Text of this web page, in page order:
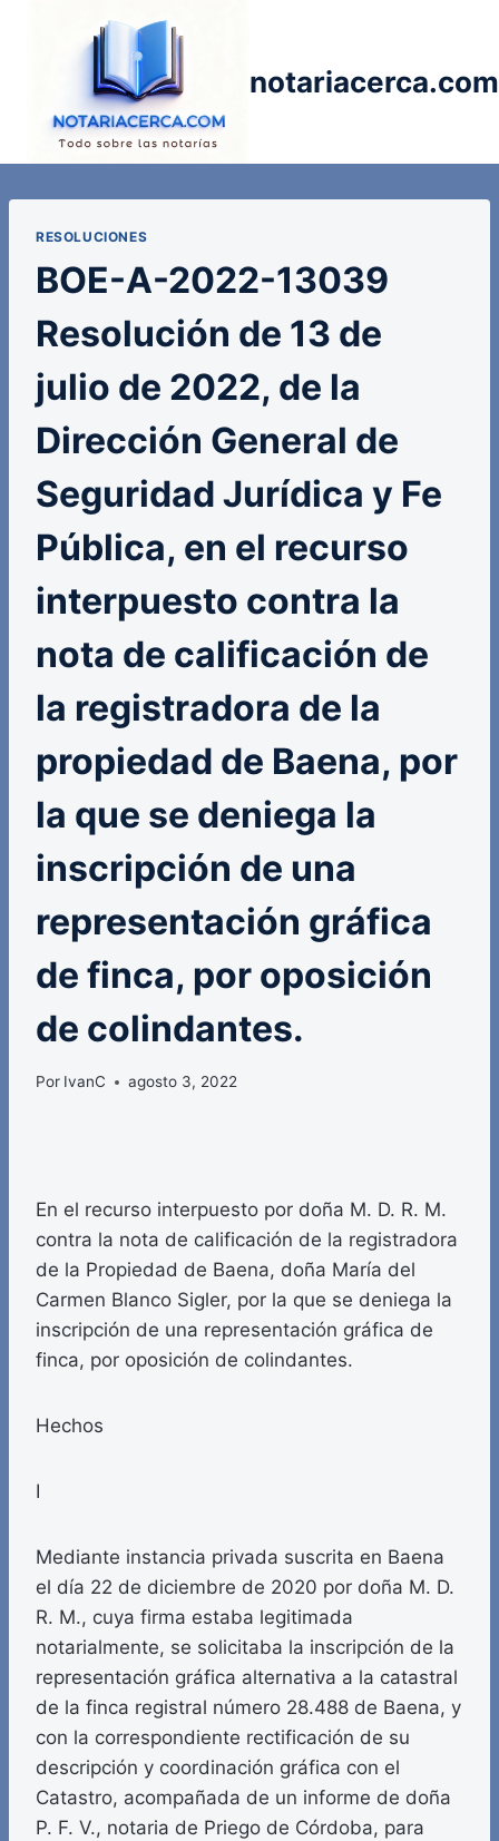
notariacerca.com
RESOLUCIONES
BOE-A-2022-13039
Resolución de 13 de
julio de 2022, de la
Dirección General de
Seguridad Jurídica y Fe
Pública, en el recurso
interpuesto contra la
nota de calificación de
la registradora de la
propiedad de Baena, por
la que se deniega la
inscripción de una
representación gráfica
de finca, por oposición
de colindantes.
Por IvanC agosto 3, 2022
En el recurso interpuesto por doña M. D. R. M.
contra la nota de calificación de la registradora
de la Propiedad de Baena, doña María del
Carmen Blanco Sigler, por la que se deniega la
inscripción de una representación gráfica de
finca, por oposición de colindantes.
Hechos
I
Mediante instancia privada suscrita en Baena
el día 22 de diciembre de 2020 por doña M. D.
R. M., cuya firma estaba legitimada
notarialmente, se solicitaba la inscripción de la
representación gráfica alternativa a la catastral
de la finca registral número 28.488 de Baena, y
con la correspondiente rectificación de su
descripción y coordinación gráfica con el
Catastro, acompañada de un informe de doña
P. F. V., notaria de Priego de Córdoba, para